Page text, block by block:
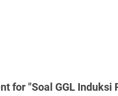
for "Soal GGL Induksi